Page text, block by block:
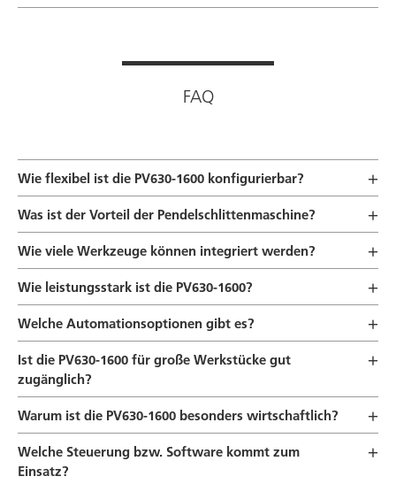
FAQ
Wie flexibel ist die PV630-1600 konfigurierbar?
Was ist der Vorteil der Pendelschlittenmaschine?
Wie viele Werkzeuge können integriert werden?
Wie leistungsstark ist die PV630-1600?
Welche Automationsoptionen gibt es?
Ist die PV630-1600 für große Werkstücke gut
zugänglich?
Warum ist die PV630-1600 besonders wirtschaftlich?
Welche Steuerung bzw. Software kommt zum
Einsatz?